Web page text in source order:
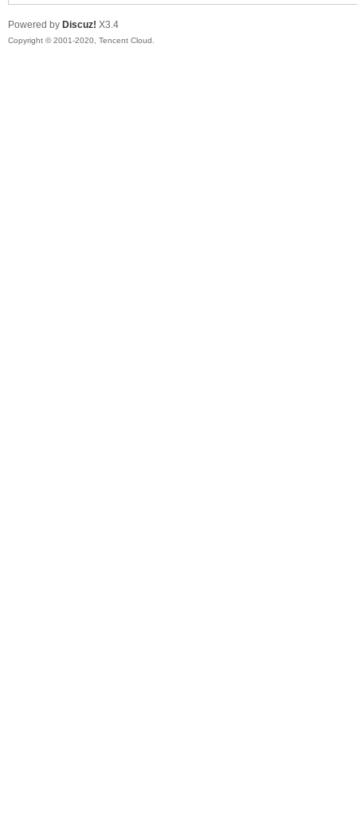
Powered by Discuz! X3.4
Copyright © 2001-2020, Tencent Cloud.